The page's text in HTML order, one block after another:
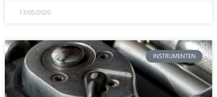
13/05/2020
INSTRUMENTEN